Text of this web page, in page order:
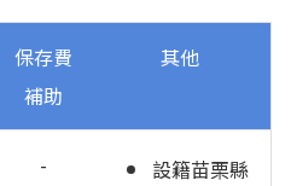
保存費
補助
其他
-
設籍苗栗縣